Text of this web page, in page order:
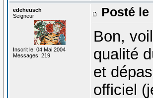
edeheusch
Seigneur
Inscrit le: 04 Mai 2004
Messages: 219
Posté le
Bon,
qualité
et
officiel